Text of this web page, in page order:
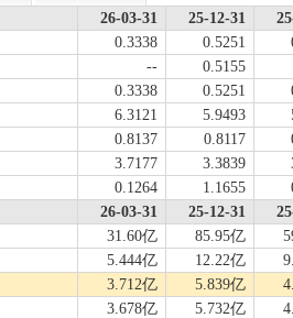
26-03-31 25-12-31
0.3338 0.5251
--
0.5155
0.3338 0.5251
6.3121 5.9493
0.8137 0.8117
3.7177 3.3839
0.1264 1.1655
26-03-31 25-12-31
31.60亿 85.95亿
5.444亿 12.22亿
3.712亿 5.839亿
3.678亿 5.732亿